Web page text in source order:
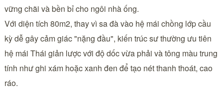
vững chãi và bền bỉ cho ngôi nhà ống.
Với diện tích 80m2, thay vì sa đà vào hệ mái chồng lớp cầu
kỳ dễ gây cảm giác "nặng đầu", kiến trúc sư thường ưu tiên
hệ mái Thái giản lược với độ dốc vừa phải và tông màu trung
tính như ghi xám hoặc xanh đen để tạo nét thanh thoát, cao
ráo.